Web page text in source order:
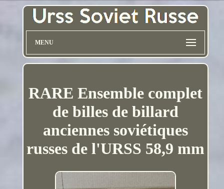
MENU
RARE Ensemble complet
de billes de billard
anciennes soviétiques
russes de l'URSS 58,9 mm